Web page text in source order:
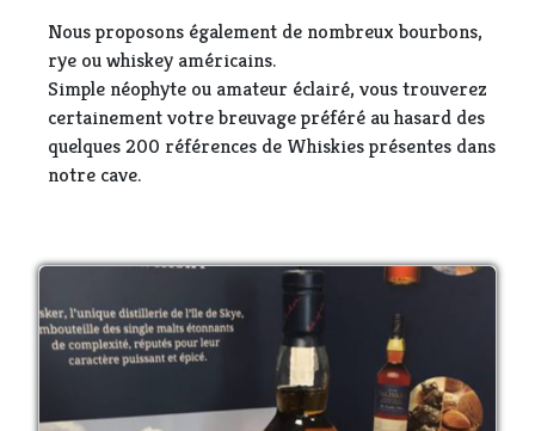
Nous proposons également de nombreux bourbons,
rye ou whiskey américains.
Simple néophyte ou amateur éclairé, vous trouverez
certainement votre breuvage préféré au hasard des
quelques 200 références de Whiskies présentes dans
notre cave.